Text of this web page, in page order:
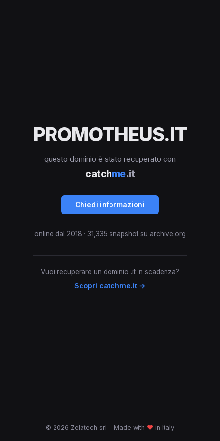
PROMOTHEUS.IT
questo dominio è stato recuperato con
catchme.it
Chiedi informazioni
online dal 2018 · 31,335 snapshot su archive.org
Vuoi recuperare un dominio .it in scadenza?
Scopri catchme.it →
© 2026 Zelatech srl · Made with ♥ in Italy